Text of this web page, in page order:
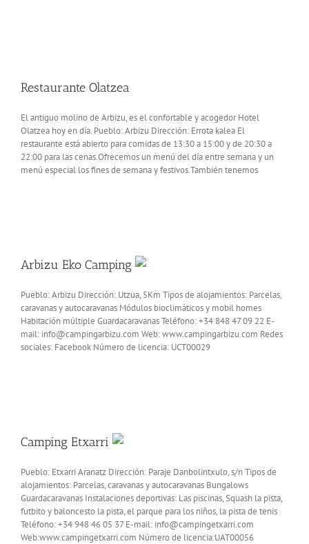
Restaurante Olatzea
El antiguo molino de Arbizu, es el confortable y acogedor Hotel
Olatzea hoy en día. Pueblo: Arbizu Dirección: Errota kalea El
restaurante está abierto para comidas de 13:30 a 15:00 y de 20:30 a
22:00 para las cenas.Ofrecemos un menú del día entre semana y un
menú especial los fines de semana y festivos.También tenemos
Arbizu Eko Camping
Pueblo: Arbizu Dirección: Utzua, 5Km Tipos de alojamientos: Parcelas,
caravanas y autocaravanas Módulos bioclimáticos y mobil homes
Habitación múltiple Guardacaravanas Teléfono: +34 848 47 09 22 E-
mail: info@campingarbizu.com Web: www.campingarbizu.com Redes
sociales: Facebook Número de licencia: UCT00029
Camping Etxarri
Pueblo: Etxarri Aranatz Dirección: Paraje Danbolintxulo, s/n Tipos de
alojamientos: Parcelas, caravanas y autocaravanas Bungalows
Guardacaravanas Instalaciones deportivas: Las piscinas, Squash la pista,
futbito y baloncesto la pista, el parque para los niños, la pista de tenis
Teléfono: +34 948 46 05 37 E-mail: info@campingetxarri.com
Web:www.campingetxarri.com Número de licencia:UAT00056